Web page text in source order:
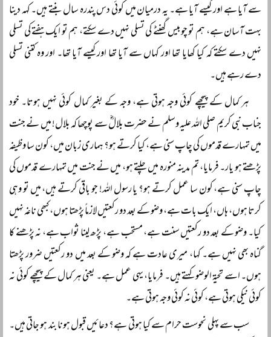
سے آیا ہے اور کیسے آیا ہے۔ یہ درمیان میں کوئی دس پندرہ سال بنتے ہیں۔ کہہ دینا
بہت آسان ہے، ہم تو چوبیس گھنٹے کی تسلی نہیں دے سکتے، ہم تو ایک ہفتے کی تسلی
نہیں دے سکتے کہ کیا کھایا تھا اور کہاں سے آیا تھا اور کیسے آیا تھا۔ اور وہ کتنی تسلی
دے رہے ہیں۔
ہر کمال کے پیچھے کوئی وجہ ہوتی ہے، وجہ کے بغیر کمال کوئی نہیں ہوتا۔ خود
جناب نبی کریم صلی اللہ علیہ وسلم نے حضرت بلالؓ سے پوچھا کہ بلال! میں نے جنت
میں تمہارے قدموں کی چاپ سنی ہے، کیا کرتے ہو؟ ہماری زبان میں، کون سا وظیفہ
پڑھتے ہو یار۔ فرمایا، تم مدینہ منورہ میں چلتے ہو، میں نے جنت میں تمہارے قدموں کی
چاپ سنی ہے، کون سا عمل کرتے ہو؟ یا رسول اللہ! جو باقی کرتے ہیں، میں تو وہی
کرتا ہوں، ہاں، ایک بات ہے، وضو کے بعد دو رکعتیں لازماً‌ پڑھتا ہوں، کبھی ناغہ نہیں
کیا۔ وضو کے بعد دو رکعتیں سنت ہے، مستحب ہے، پڑھ لینا ثواب ہے، نہ پڑھنے کا
گناہ بھی نہیں ہے۔ کہا، میری عادت ہے کہ وضو کے بعد میں دو رکعتیں ضرور پڑھتا
ہوں۔ اسے تحیۃ الوضو کہتے ہیں۔ فرمایا، یہی عمل ہے۔ یعنی ہر کمال کے پیچھے کوئی نہ
کوئی نیکی ہوتی ہے، کوئی نہ کوئی وجہ ہوتی ہے۔
سب سے پہلی نحوست حرام سے کیا ہوتی ہے؟ دعائیں قبول ہونا بند ہو جاتی ہیں۔